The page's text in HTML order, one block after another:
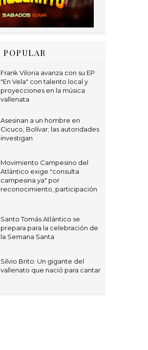
POPULAR
Frank Viloria avanza con su EP
"En Vela" con talento local y
proyecciones en la música
vallenata
Asesinan a un hombre en
Cicuco, Bolívar; las autoridades
investigan
Movimiento Campesino del
Atlántico exige "consulta
campesina ya" por
reconocimiento, participación
Santo Tomás Atlántico se
prepara para la celebración de
la Semana Santa
Silvio Brito: Un gigante del
vallenato que nació para cantar